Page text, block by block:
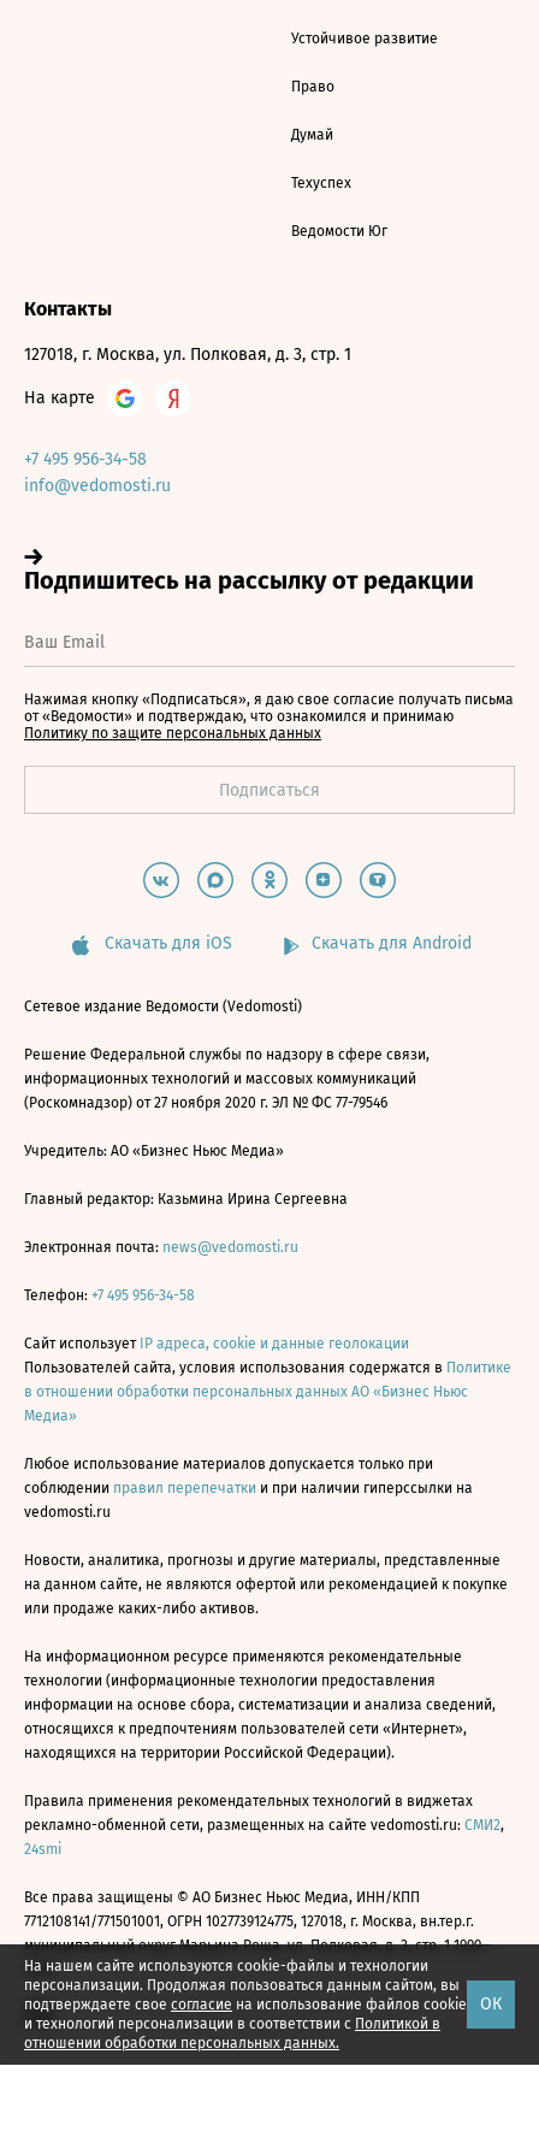
На нашем сайте используются cookie-файлы и технологии
персонализации. Продолжая пользоваться данным сайтом, вы
подтверждаете свое согласие на использование файлов cookie
и технологий персонализации в соответствии с Политикой в
отношении обработки персональных данных.
ОК
Устойчивое развитие
Право
Думай
Техуспех
Ведомости Юг
Контакты
127018, г. Москва, ул. Полковая, д. 3, стр. 1
На карте
+7 495 956-34-58
info@vedomosti.ru
Нажимая кнопку «Подписаться», я даю свое согласие получать письма
от «Ведомости» и подтверждаю, что ознакомился и принимаю
Политику по защите персональных данных
Скачать для iOS Скачать для Android
Сетевое издание Ведомости (Vedomosti)
Решение Федеральной службы по надзору в сфере связи,
информационных технологий и массовых коммуникаций
(Роскомнадзор) от 27 ноября 2020 г. ЭЛ № ФС 77-79546
Учредитель: АО «Бизнес Ньюс Медиа»
Главный редактор: Казьмина Ирина Сергеевна
Электронная почта: news@vedomosti.ru
Телефон: +7 495 956-34-58
Сайт использует IP адреса, cookie и данные геолокации
Пользователей сайта, условия использования содержатся в Политике
в отношении обработки персональных данных АО «Бизнес Ньюс
Медиа»
Любое использование материалов допускается только при
соблюдении правил перепечатки и при наличии гиперссылки на
vedomosti.ru
Новости, аналитика, прогнозы и другие материалы, представленные
на данном сайте, не являются офертой или рекомендацией к покупке
или продаже каких-либо активов.
На информационном ресурсе применяются рекомендательные
технологии (информационные технологии предоставления
информации на основе сбора, систематизации и анализа сведений,
относящихся к предпочтениям пользователей сети «Интернет»,
находящихся на территории Российской Федерации).
Правила применения рекомендательных технологий в виджетах
рекламно-обменной сети, размещенных на сайте vedomosti.ru: СМИ2,
24smi
Все права защищены © АО Бизнес Ньюс Медиа, ИНН/КПП
7712108141/771501001, ОГРН 1027739124775, 127018, г. Москва, вн.тер.г.
муниципальный округ Марьина Роща, ул. Полковая, д. 3, стр. 1 1999—
2026